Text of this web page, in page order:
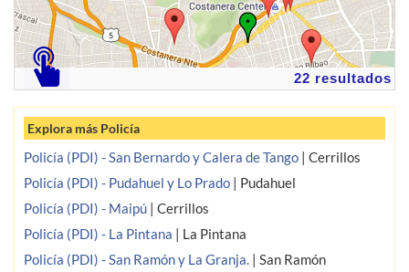
22 resultados
Explora más Policía
Policía (PDI) - San Bernardo y Calera de Tango | Cerrillos
Policía (PDI) - Pudahuel y Lo Prado | Pudahuel
Policía (PDI) - Maipú | Cerrillos
Policía (PDI) - La Pintana | La Pintana
Policía (PDI) - San Ramón y La Granja. | San Ramón